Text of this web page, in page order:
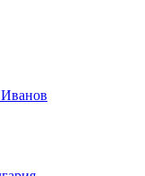
Иванов